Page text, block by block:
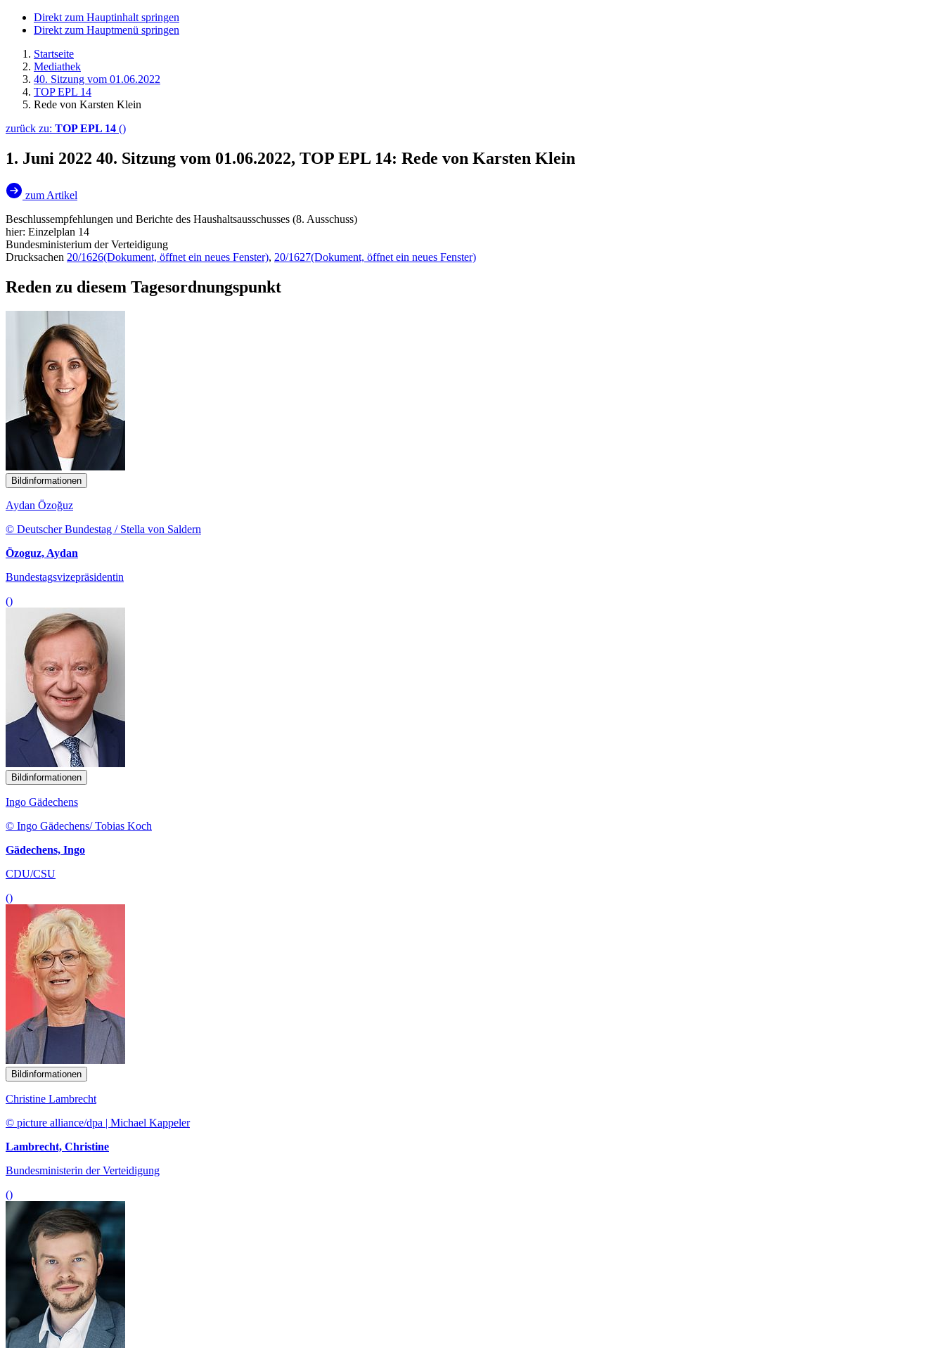
Direkt zum Hauptinhalt springen
Direkt zum Hauptmenü springen
Startseite
Mediathek
40. Sitzung vom 01.06.2022
TOP EPL 14
Rede von Karsten Klein
zurück zu: TOP EPL 14 ()
1. Juni 2022 40. Sitzung vom 01.06.2022, TOP EPL 14: Rede von Karsten Klein
zum Artikel
Beschlussempfehlungen und Berichte des Haushaltsausschusses (8. Ausschuss)
hier: Einzelplan 14
Bundesministerium der Verteidigung
Drucksachen 20/1626(Dokument, öffnet ein neues Fenster), 20/1627(Dokument, öffnet ein neues Fenster)
Reden zu diesem Tagesordnungspunkt
Bildinformationen
Aydan Özoğuz
© Deutscher Bundestag / Stella von Saldern
Özoguz, Aydan
Bundestagsvizepräsidentin
()
Bildinformationen
Ingo Gädechens
© Ingo Gädechens/ Tobias Koch
Gädechens, Ingo
CDU/CSU
()
Bildinformationen
Christine Lambrecht
© picture alliance/dpa | Michael Kappeler
Lambrecht, Christine
Bundesministerin der Verteidigung
()